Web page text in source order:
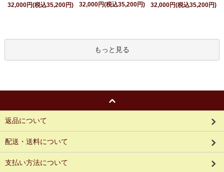
32,000円(税込35,200円)
32,000円(税込35,200円)
32,000円(税込35,200円)
もっと見る
返品について
配送・送料について
支払い方法について